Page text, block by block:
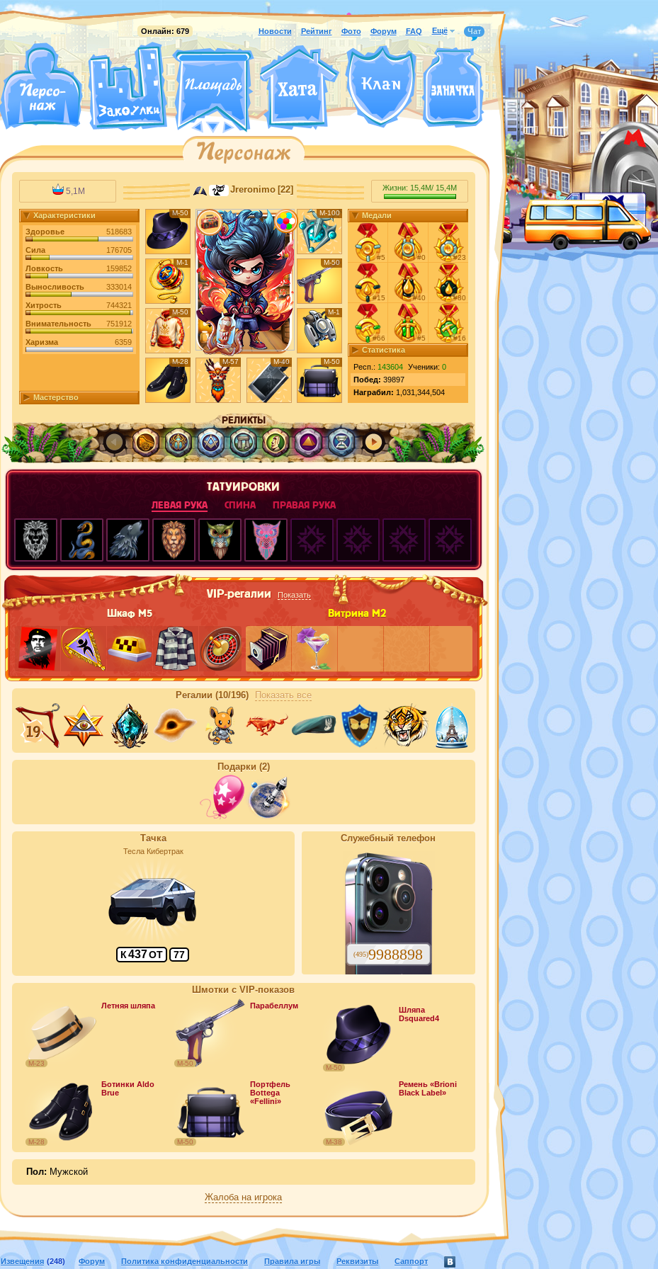
Онлайн: 679 Новости Рейтинг Фото Форум FAQ Ещё Чат
Jreronimo [22]
5,1M Жизни: 15,4M/ 15,4M
Характеристики
Здоровье
518683
Сила 176705
Ловкость 159852
Выносливость 333014
Хитрость 744321
Внимательность 751912
Харизма 6359
Мастерство
М-50 М-100
М-1
М-50
М-50
М-1
М-28 М-50
М-57 М-40
Медали
#5 #0 #23
#15 #40 #80
#66 #5 #16
Статистика
Респ.: 143604 Ученики: 0
Побед: 39897
Награбил: 1,031,344,504
РЕЛИКТЫ
ТАТУИРОВКИ
ЛЕВАЯ РУКА СПИНА ПРАВАЯ РУКА
VIP-регалии Показать
Шкаф М5 Витрина М2
Регалии (10/196) Показать все
Подарки (2)
Тачка
Тесла Кибертрак
К437ОТ 77
Служебный телефон
(495)9988898
Шмотки с VIP-показов
М-23
Летняя шляпа
М-50
Парабеллум
М-50
Шляпа
Dsquared4
М-28
Ботинки Aldo
Brue
М-50
Портфель
Bottega
«Fellini»
М-38
Ремень «Brioni
Black Label»
Пол: Мужской
Жалоба на игрока
Извещения (248) Форум Политика конфиденциальности Правила игры Реквизиты Саппорт